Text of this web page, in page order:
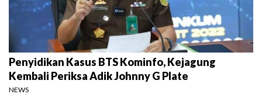
Penyidikan Kasus BTS Kominfo, Kejagung
Kembali Periksa Adik Johnny G Plate
NEWS